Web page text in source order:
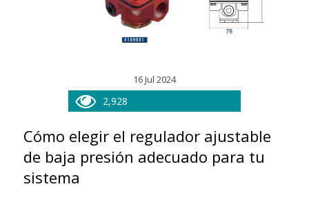
16 Jul 2024
2,928
Cómo elegir el regulador ajustable
de baja presión adecuado para tu
sistema